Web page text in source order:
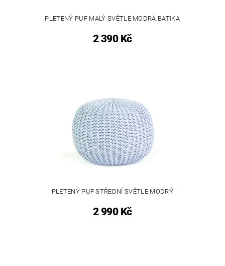
PLETENÝ PUF MALÝ SVĚTLE MODRÁ BATIKA
2 390 Kč
PLETENÝ PUF STŘEDNÍ SVĚTLE MODRÝ
2 990 Kč